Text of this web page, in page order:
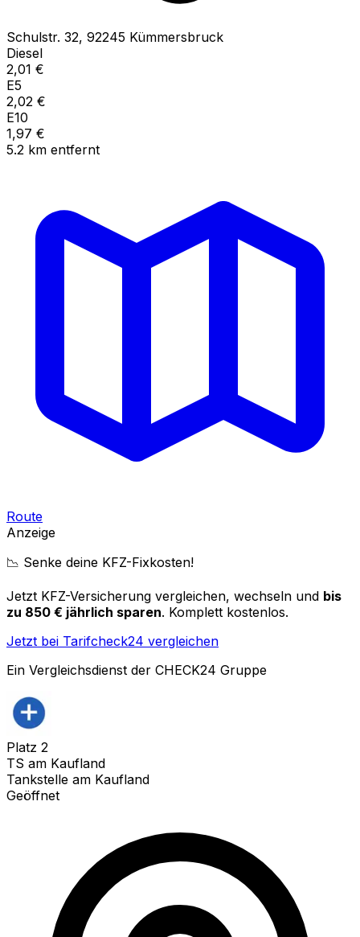
Schulstr. 32, 92245 Kümmersbruck
Diesel
2,01 €
E5
2,02 €
E10
1,97 €
5.2 km entfernt
Route
Anzeige
📉 Senke deine KFZ-Fixkosten!
Jetzt KFZ-Versicherung vergleichen, wechseln und bis
zu 850 € jährlich sparen. Komplett kostenlos.
Jetzt bei Tarifcheck24 vergleichen
Ein Vergleichsdienst der CHECK24 Gruppe
Platz 2
TS am Kaufland
Tankstelle am Kaufland
Geöffnet